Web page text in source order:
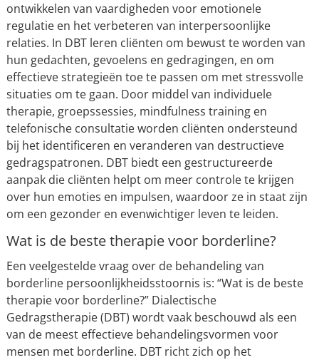
ontwikkelen van vaardigheden voor emotionele
regulatie en het verbeteren van interpersoonlijke
relaties. In DBT leren cliënten om bewust te worden van
hun gedachten, gevoelens en gedragingen, en om
effectieve strategieën toe te passen om met stressvolle
situaties om te gaan. Door middel van individuele
therapie, groepssessies, mindfulness training en
telefonische consultatie worden cliënten ondersteund
bij het identificeren en veranderen van destructieve
gedragspatronen. DBT biedt een gestructureerde
aanpak die cliënten helpt om meer controle te krijgen
over hun emoties en impulsen, waardoor ze in staat zijn
om een gezonder en evenwichtiger leven te leiden.
Wat is de beste therapie voor borderline?
Een veelgestelde vraag over de behandeling van
borderline persoonlijkheidsstoornis is: “Wat is de beste
therapie voor borderline?” Dialectische
Gedragstherapie (DBT) wordt vaak beschouwd als een
van de meest effectieve behandelingsvormen voor
mensen met borderline. DBT richt zich op het